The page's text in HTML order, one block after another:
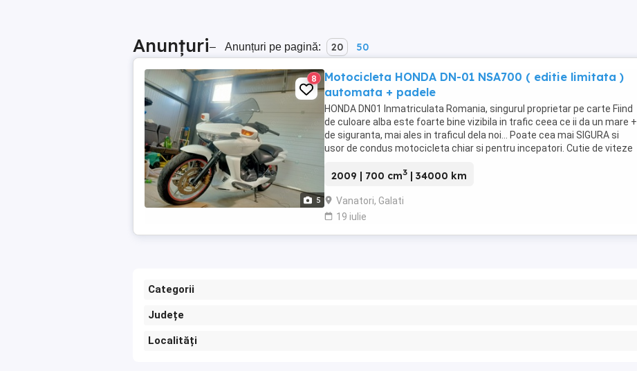
Anunțuri– Anunțuri pe pagină: 20 50
5
8
Motocicleta HONDA DN-01 NSA700 ( editie limitata )
automata + padele
HONDA DN01 Inmatriculata Romania, singurul proprietar pe carte Fiind
de culoare alba este foarte bine vizibila in trafic ceea ce ii da un mare +
de siguranta, mai ales in traficul dela noi... Poate cea mai SIGURA si
usor de condus motocicleta chiar si pentru incepatori. Cutie de viteze
2009 | 700 cm3 | 34000 km
Vanatori, Galati
19 iulie
Categorii
Județe
Localități